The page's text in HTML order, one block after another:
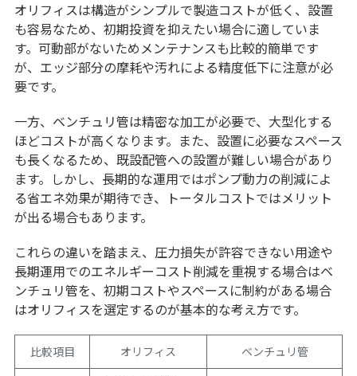
オリフィスは構造がシンプルで製造コストが低く、設置
も容易なため、初期投資を抑えたい場合に適していま
す。可動部がないためメンテナンスも比較的簡単です
が、エッジ部分の摩耗や汚れによる精度低下に注意が必
要です。
一方、ベンチュリ管は精密な加工が必要で、大型化する
ほどコストが高くなります。また、設置に必要なスペース
も長くなるため、既設配管への設置が難しい場合があり
ます。しかし、長期的な運用ではポンプ動力の削減によ
る省エネ効果が期待でき、トータルコストではメリット
が出る場合もあります。
これらの違いを踏まえ、圧力損失が許容できない用途や
長期運用でのエネルギーコスト削減を重視する場合はベ
ンチュリ管を、初期コストやスペースに制約がある場合
はオリフィスを選定するのが基本的な考え方です。
比較項目 オリフィス ベンチュリ管